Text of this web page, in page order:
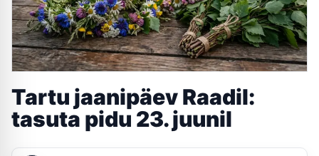
Tartu jaanipäev Raadil:
tasuta pidu 23. juunil